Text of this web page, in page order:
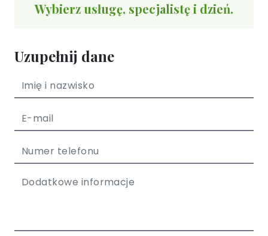
Wybierz usługę, specjalistę i dzień.
Uzupełnij dane